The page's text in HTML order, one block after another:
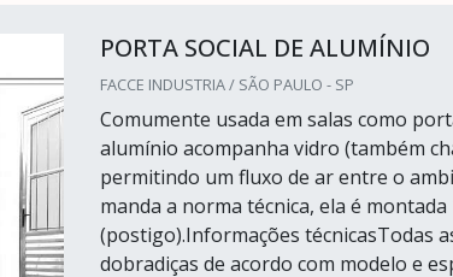
PORTA SOCIAL DE ALUMÍNIO
FACCE INDUSTRIA / SÃO PAULO - SP
Comumente usada em salas como
alumínio acompanha vidro (também
permitindo um fluxo de ar entre o
manda a norma técnica, ela é
(postigo).Informações técnicasTodas
dobradiças de acordo com modelo e